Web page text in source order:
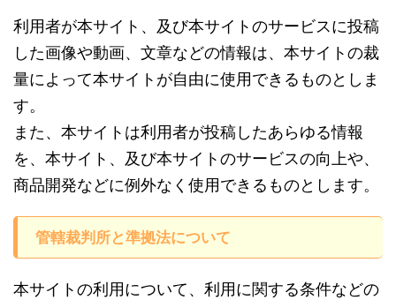
利用者が本サイト、及び本サイトのサービスに投稿
した画像や動画、文章などの情報は、本サイトの裁
量によって本サイトが自由に使用できるものとしま
す。
また、本サイトは利用者が投稿したあらゆる情報
を、本サイト、及び本サイトのサービスの向上や、
商品開発などに例外なく使用できるものとします。
管轄裁判所と準拠法について
本サイトの利用について、利用に関する条件などの